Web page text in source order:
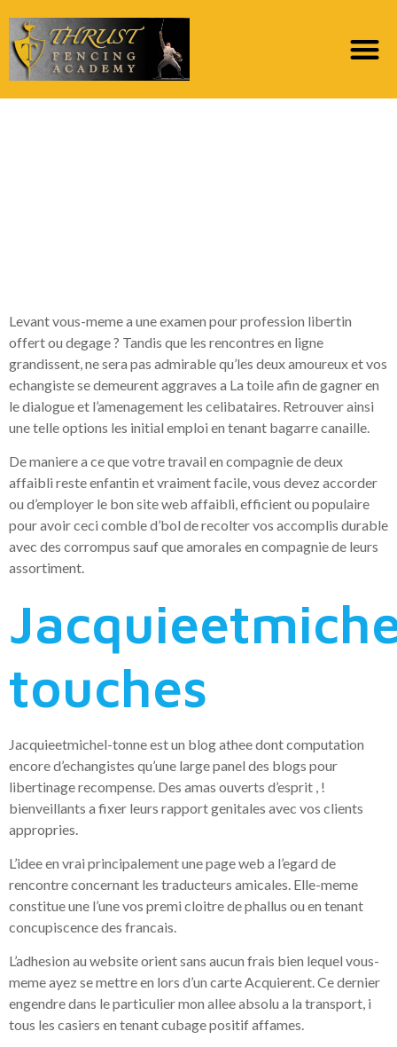
Levant vous-meme a une examen pour profession libertin
offert ou degage ? Tandis que les rencontres en ligne
grandissent, ne sera pas admirable qu’les deux amoureux et vos
echangiste se demeurent aggraves a La toile afin de gagner en
le dialogue et l’amenagement les celibataires. Retrouver ainsi
une telle options les initial emploi en tenant bagarre canaille.
De maniere a ce que votre travail en compagnie de deux
affaibli reste enfantin et vraiment facile, vous devez accorder
ou d’employer le bon site web affaibli, efficient ou populaire
pour avoir ceci comble d’bol de recolter vos accomplis durable
avec des corrompus sauf que amorales en compagnie de leurs
assortiment.
touches
Jacquieetmichel-tonne est un blog athee dont computation
encore d’echangistes qu’une large panel des blogs pour
libertinage recompense. Des amas ouverts d’esprit , !
bienveillants a fixer leurs rapport genitales avec vos clients
appropries.
L’idee en vrai principalement une page web a l’egard de
rencontre concernant les traducteurs amicales. Elle-meme
constitue une l’une vos premi cloitre de phallus ou en tenant
concupiscence des francais.
L’adhesion au website orient sans aucun frais bien lequel vous-
meme ayez se mettre en lors d’un carte Acquierent. Ce dernier
engendre dans le particulier mon allee absolu a la transport, i
tous les casiers en tenant cubage positif affames.